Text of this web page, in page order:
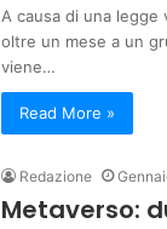
A causa di una legge
oltre un mese a un
viene…
Read More »
Redazione
Metaverso: